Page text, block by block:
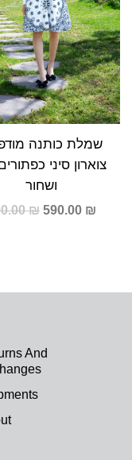
שמלת כותנה
צוארון סיני
ושחור
₪ 590.00 ₪
And